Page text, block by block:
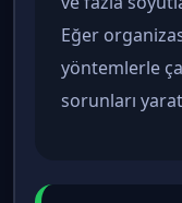
Eğer
yöntemlerle
sorunları